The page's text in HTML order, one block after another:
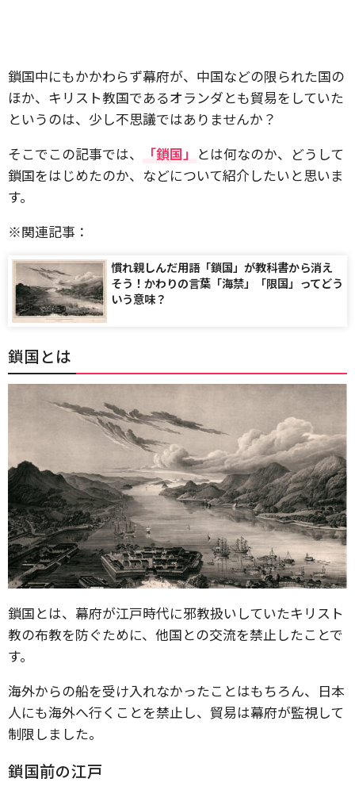
鎖国中にもかかわらず幕府が、中国などの限られた国の
ほか、キリスト教国であるオランダとも貿易をしていた
というのは、少し不思議ではありませんか？
そこでこの記事では、
「鎖国」 とは何なのか、どうして
鎖国をはじめたのか、などについて紹介したいと思いま
す。
※関連記事：
慣れ親しんだ用語「鎖国」が教科書から消え
そう！かわりの言葉「海禁」「限国」ってどう
いう意味？
鎖国とは
鎖国とは、幕府が江戸時代に邪教扱いしていたキリスト
教の布教を防ぐために、他国との交流を禁止したことで
す。
海外からの船を受け入れなかったことはもちろん、日本
人にも海外へ行くことを禁止し、貿易は幕府が監視して
制限しました。
鎖国前の江戸